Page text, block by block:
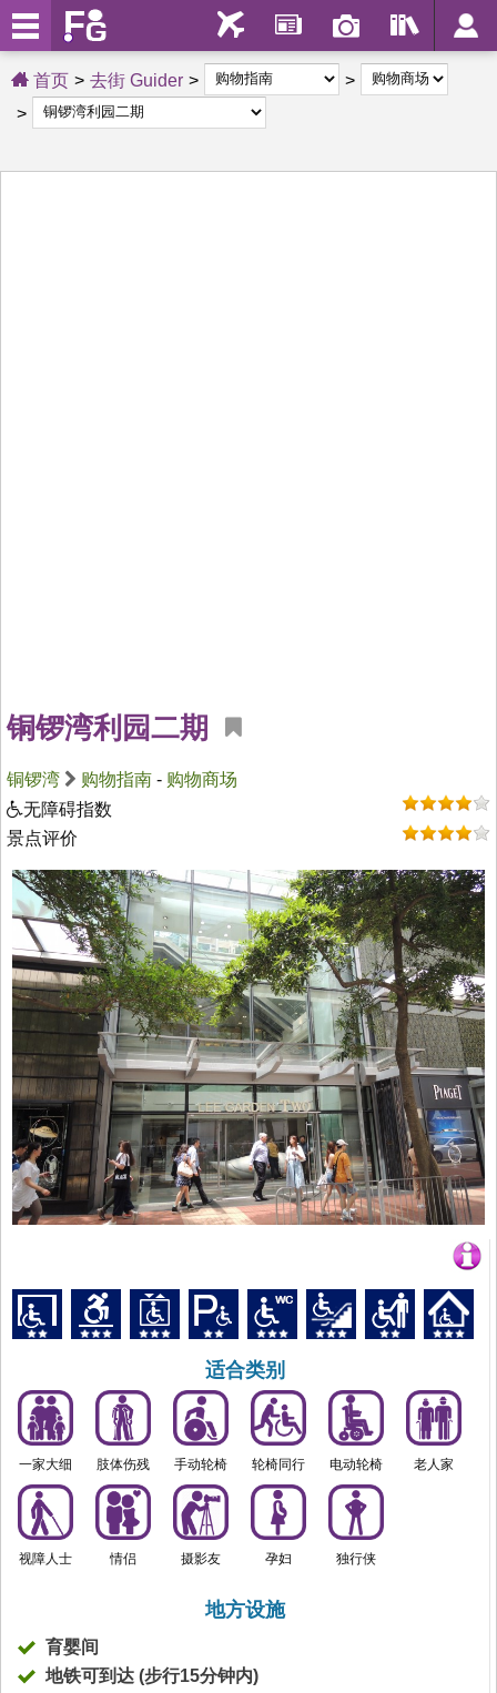
首页 去街 Guider
铜锣湾利园二期
铜锣湾 购物指南 - 购物商场
无障碍指数
景点评价
适合类别
一家大细 肢体伤残 手动轮椅 轮椅同行 电动轮椅 老人家
视障人士 情侣 摄影友 孕妇 独行侠
地方设施
育婴间
地铁可到达 (步行15分钟内)